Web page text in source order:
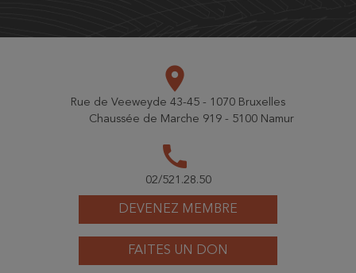
DEVENEZ MEMBRE
FAITES UN DON
place
Rue de Veeweyde 43-45 - 1070 Bruxelles
Chaussée de Marche 919 - 5100 Namur
call
02/521.28.50